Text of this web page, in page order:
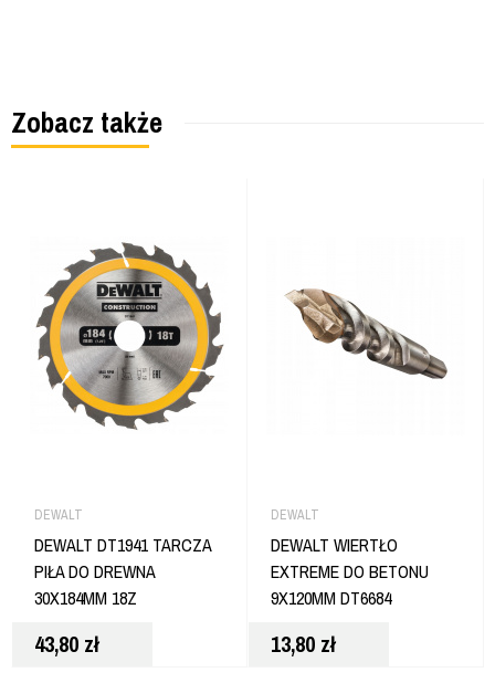
Zobacz także
DEWALT
DEWALT DT1941 TARCZA
PIŁA DO DREWNA
30X184MM 18Z
43,80 zł
DEWALT
DEWALT WIERTŁO
EXTREME DO BETONU
9X120MM DT6684
13,80 zł